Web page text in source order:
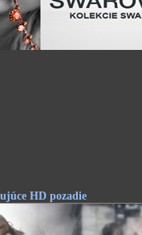
HD pozadie